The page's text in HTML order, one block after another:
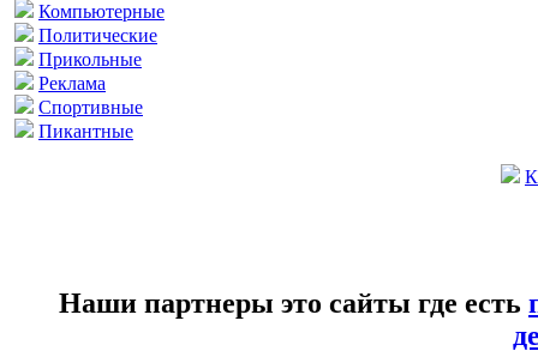
Компьютерные
Политические
Прикольные
Реклама
Спортивные
Пикантные
Наши партнеры это сайты где есть